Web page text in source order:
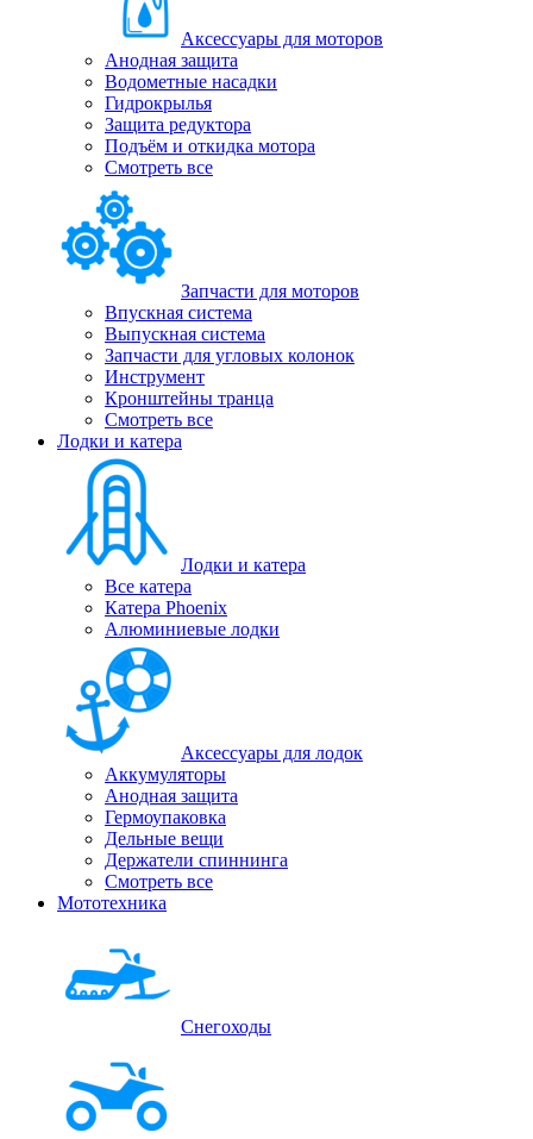
Аксессуары для моторов
Анодная защита
Водометные насадки
Гидрокрылья
Защита редуктора
Подъём и откидка мотора
Смотреть все
Запчасти для моторов
Впускная система
Выпускная система
Запчасти для угловых колонок
Инструмент
Кронштейны транца
Смотреть все
Лодки и катера
Лодки и катера
Все катера
Катера Phoenix
Алюминиевые лодки
Аксессуары для лодок
Аккумуляторы
Анодная защита
Гермоупаковка
Дельные вещи
Держатели спиннинга
Смотреть все
Мототехника
Снегоходы